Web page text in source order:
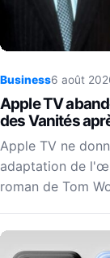
Business6 août
Apple TV
des Vanités
Apple TV ne
adaptation de
roman de Tom